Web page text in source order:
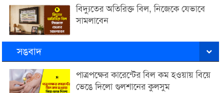
বিদ্যুতের অতিরিক্ত বিল, নিজেকে যেভাবে
সামলাবেন
সঙবাদ
পাত্রপক্ষের কারেন্টের বিল কম হওয়ায় বিয়ে
ভেঙে দিলো গুলশানের কুলসুম